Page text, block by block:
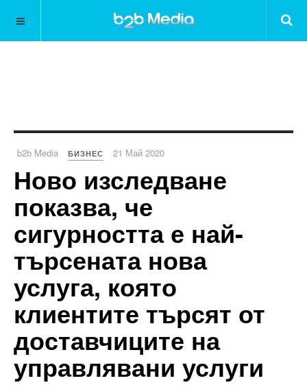
b2b Media БИЗНЕС 21 Май 2020
Ново изследване
показва, че
сигурността е най-
търсената нова
услуга, която
клиентите търсят от
доставчиците на
управлявани услуги